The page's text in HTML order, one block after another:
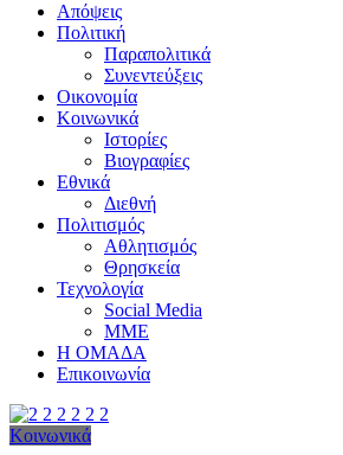
Απόψεις
Πολιτική
Παραπολιτικά
Συνεντεύξεις
Οικονομία
Κοινωνικά
Ιστορίες
Βιογραφίες
Εθνικά
Διεθνή
Πολιτισμός
Αθλητισμός
Θρησκεία
Τεχνολογία
Social Media
ΜΜΕ
Η ΟΜΑΔΑ
Επικοινωνία
Κοινωνικά